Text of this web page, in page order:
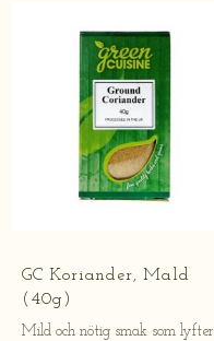
GC Koriander, Mald
(40g)
Mild och nötig smak som lyfter